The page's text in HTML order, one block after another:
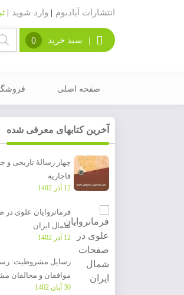
انتشارات آبادبوم | وارد شوید |
| سبد خرید 0
صفحه اصلی
آخرین کتابهای معرفی شده
چهار رسالۀ تاریخی و
قاجاریه
12 آذر 1402
فرمانروایان علوی
شمال ایران
12 آذر 1402
رسایل مشروطیت:
موافقان و مخالفان
30 آبان 1402